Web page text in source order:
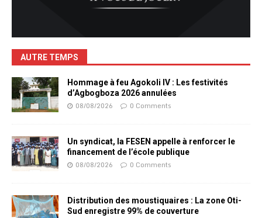
AUTRE TEMPS
Hommage à feu Agokoli IV : Les festivités
d’Agbogboza 2026 annulées
08/08/2026 0 Comments
Un syndicat, la FESEN appelle à renforcer le
financement de l’école publique
08/08/2026 0 Comments
Distribution des moustiquaires : La zone Oti-
Sud enregistre 99% de couverture